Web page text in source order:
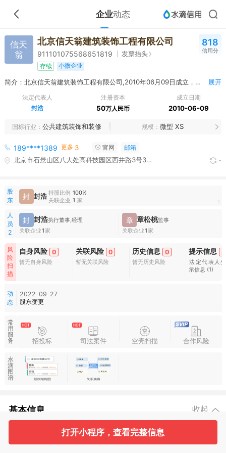
企业动态
信天
翁
北京信天翁建筑装饰工程有限公司
911101075568651819 发票抬头
存续 小微企业
818
信用分
简介：北京信天翁建筑装饰工程有限公司,2010年06月09日成立，经营范围包括专业承包；装饰设计；图文设计、制作；销售五金交电、建筑材料、装饰材料。（企业依法自主选择经营项目，开展经营活动；依法须经批准的项目，经相关部门批准后依批准的内容开展经营活动；不得从事本市产业政策禁止和限制类项目的经营活动。） 展开
法定代表人
封浩
注册资本
50万人民币
成立日期
2010-06-09
国标行业 公共建筑装饰和装修 规模 微型 XS
189****1389 更多 3 官网 邮箱
北京市石景山区八大处高科技园区西井路3号3号楼5361房间 -
股
东
封 封浩 持股比例 100%
关联企业 1 家 1
人
员
2
封 封浩执行董事,经理
关联企业1家
章 章松桃监事
关联企业1家
风
险
扫
描
自身风险 0
暂无自身风险
关联风险 0
暂无关联风险
历史信息 0
暂无历史风险
提示信息 3
法定代表人
示信息 (1)
动
态
2022-09-27
股东变更
常
用
服
务
招投标 司法案件 空壳扫描 合作风险
水
滴
图
谱
基本信息 收起
打开小程序，查看完整信息